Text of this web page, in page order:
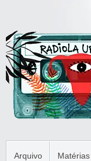
Arquivo Matérias